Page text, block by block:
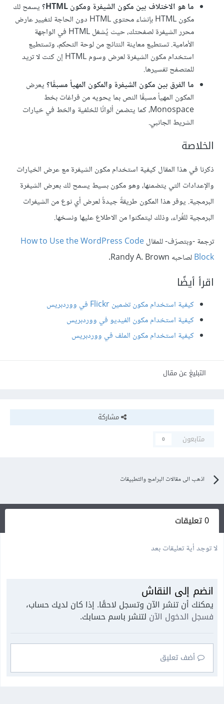
ما هو الاختلاف بين مكون الشيفرة ومكون HTML؟
يسمح لك
مكون HTML بإنشاء محتوى HTML دون الحاجة لتغيير عارض
محرر الشيفرة لصفحتك، حيث يُشغل HTML في الواجهة
الأمامية. تستطيع معاينة النتائج من لوحة التحكم، وتستطيع
استخدام مكون الشيفرة لعرض وسوم HTML إن كنت لا تريد
للمتصفح تفسيرها.
ما الفرق بين مكون الشيفرة والمكون المهيأ مسبقًا؟يعرض
المكون المهيأ مسبقًا النص بما يحويه من فراغات بخط
Monospace، كما يتضمن ألوانًا للخلفية والخط في خيارات
الشريط الجانبي.
الخلاصة
ذكرنا في هذا المقال كيفية استخدام مكون الشيفرة مع عرض الخيارات
والإعدادات التي يتضمنها، وهو مكون بسيط يسمح لك بعرض الشيفرة
البرمجية. يوفر هذا المكون طريقةً جيدةً لعرض أي نوع من الشيفرات
البرمجية للقُراء، وذلك ليتمكنوا من الاطلاع عليها ونسخها.
ترجمة -وبتصرّف- للمقالHow to Use the WordPress Code
Blockلصاحبه Randy A. Brown.
اقرأ أيضًا
كيفية استخدام مكون تضمين Flickr في ووردبريس
كيفية استخدام مكون الفيديو في ووردبريس
كيفية استخدام مكون الملف في ووردبريس
التبليغ عن مقال
مشاركة
متابعون
0
اذهب الى مقالات البرامج والتطبيقات
0 تعليقات
لا توجد أية تعليقات بعد
انضم إلى النقاش
يمكنك أن تنشر الآن وتسجل لاحقًا. إذا كان لديك حساب،
فسجل الدخول الآن لتنشر باسم حسابك.
أضف تعليق